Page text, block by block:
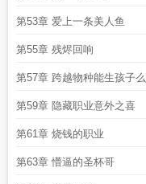
第53章 爱上一条美人鱼
第55章 残烬回响
第57章 跨越物种能生孩子么
第59章 隐藏职业意外之喜
第61章 烧钱的职业
第63章 懵逼的圣杯哥